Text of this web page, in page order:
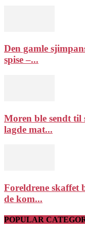
Den gamle
spise –...
Moren ble sendt til
lagde mat...
Foreldrene skaffet
de kom...
POPULAR